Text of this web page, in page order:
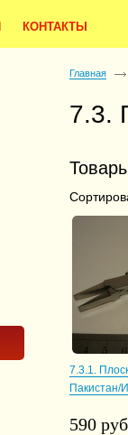
КОНТАКТЫ
Главная
7.3.
7.3.1.
Пакистан/
590